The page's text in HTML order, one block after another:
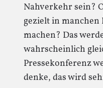
Nahverkehr sein?
gezielt in manchen
machen? Das
wahrscheinlich
Pressekonferenz
denke, das wird